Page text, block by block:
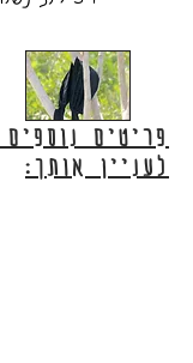
פריטים
לעניין אותך: